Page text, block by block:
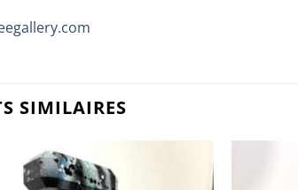
SIMILAIRES